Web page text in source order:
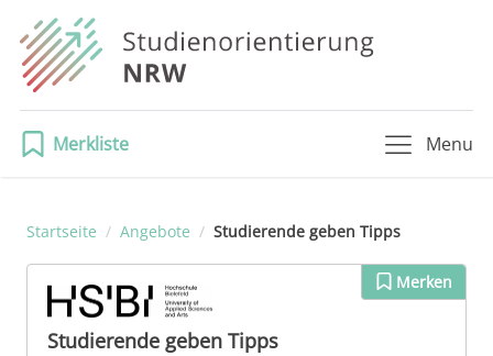
Merkliste Menu
Startseite / Angebote / Studierende geben Tipps
Merken
Studierende geben Tipps